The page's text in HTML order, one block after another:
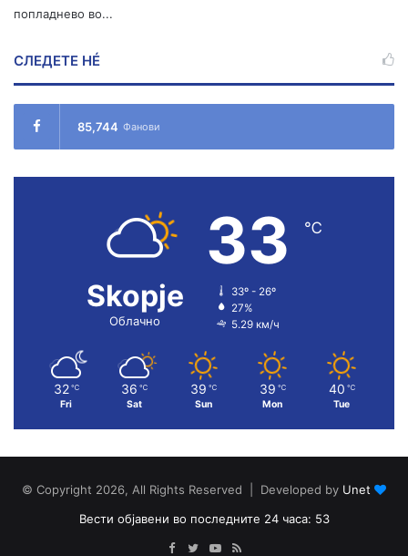
попладнево во...
СЛЕДЕТЕ НÉ
85,744 Фанови
Skopje
Облачно
33 ℃
33º - 26º
27%
5.29 км/ч
32 ℃
Fri
36 ℃
Sat
39 ℃
Sun
39 ℃
Mon
40 ℃
Tue
© Copyright 2026, All Rights Reserved | Developed by Unet
Вести објавени во последните 24 часа: 53
Facebook
TwitterYouTube
RSS